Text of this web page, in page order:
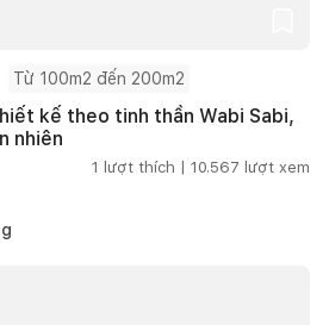
Từ 100m2 đến 200m2
kế theo tinh thần Wabi Sabi,
nhiên
1 lượt thích | 10.567 lượt xem